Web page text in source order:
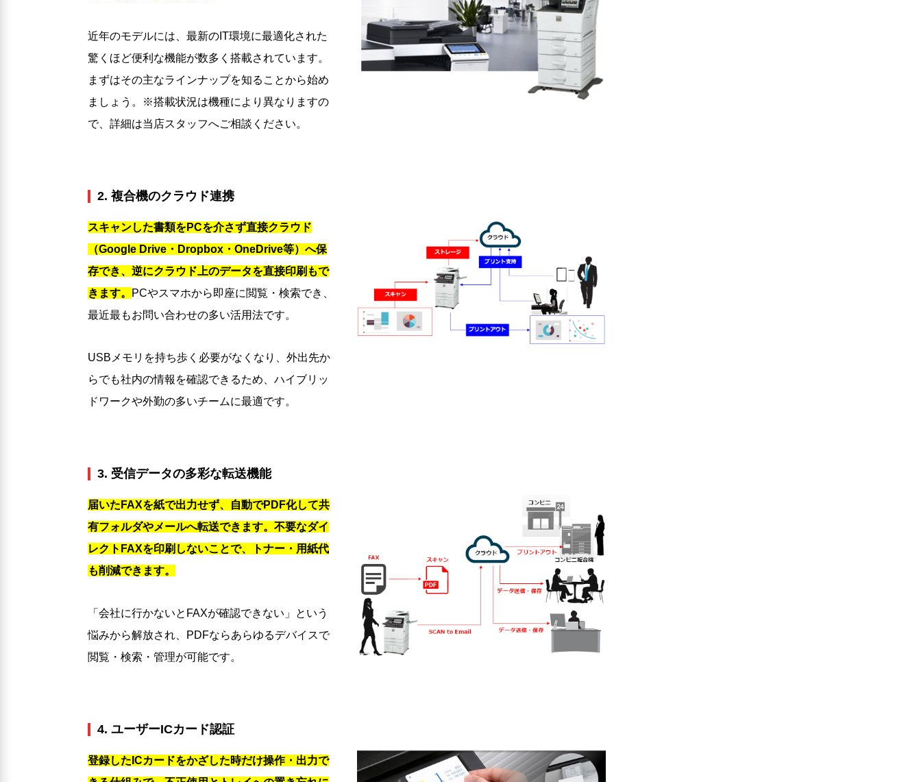
近年のモデルには、最新のIT環境に最適化された
驚くほど便利な機能が数多く搭載されています。
まずはその主なラインナップを知ることから始め
ましょう。※搭載状況は機種により異なりますの
で、詳細は当店スタッフへご相談ください。
2. 複合機のクラウド連携
スキャンした書類をPCを介さず直接クラウド
（Google Drive・Dropbox・OneDrive等）へ保
存でき、逆にクラウド上のデータを直接印刷もで
きます。
PCやスマホから即座に閲覧・検索でき、
最近最もお問い合わせの多い活用法です。
USBメモリを持ち歩く必要がなくなり、外出先か
らでも社内の情報を確認できるため、ハイブリッ
ドワークや外勤の多いチームに最適です。
3. 受信データの多彩な転送機能
届いたFAXを紙で出力せず、自動でPDF化して共
有フォルダやメールへ転送できます。不要なダイ
レクトFAXを印刷しないことで、トナー・用紙代
も削減できます。
「会社に行かないとFAXが確認できない」という
悩みから解放され、PDFならあらゆるデバイスで
閲覧・検索・管理が可能です。
4. ユーザーICカード認証
登録したICカードをかざした時だけ操作・出力で